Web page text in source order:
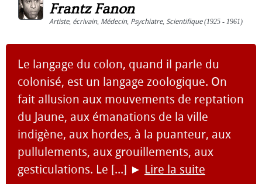
Frantz Fanon
Artiste, écrivain, Médecin, Psychiatre, Scientifique(1925 - 1961)
Le langage du colon, quand il parle du
colonisé, est un langage zoologique. On
fait allusion aux mouvements de reptation
du Jaune, aux émanations de la ville
indigène, aux hordes, à la puanteur, aux
pullulements, aux grouillements, aux
gesticulations. Le [...] ► Lire la suite